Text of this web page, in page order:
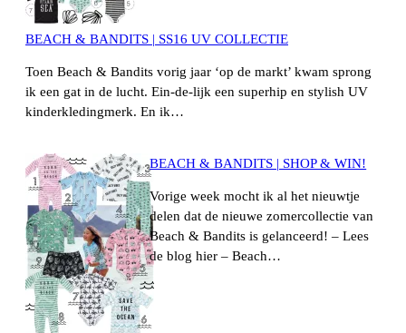
BEACH & BANDITS | SS16 UV COLLECTIE
Toen Beach & Bandits vorig jaar ‘op de markt’ kwam sprong
ik een gat in de lucht. Ein-de-lijk een superhip en stylish UV
kinderkledingmerk. En ik…
BEACH & BANDITS | SHOP & WIN!
Vorige week mocht ik al het nieuwtje
delen dat de nieuwe zomercollectie van
Beach & Bandits is gelanceerd! – Lees
de blog hier – Beach…